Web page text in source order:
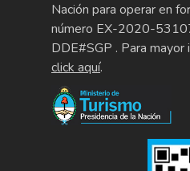
Nación para operar en
número EX-2020-
DDE#SGP . Para mayor
click aquí.